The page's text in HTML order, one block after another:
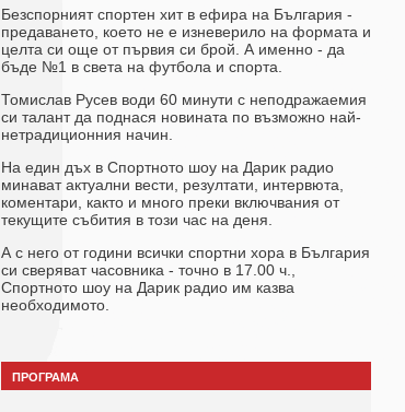
Безспорният спортен хит в ефира на България -
предаването, което не е изневерило на формата и
целта си още от първия си брой. А именно - да
бъде №1 в света на футбола и спорта.
Томислав Русев води 60 минути с неподражаемия
си талант да поднася новината по възможно най-
нетрадиционния начин.
На един дъх в Спортното шоу на Дарик радио
минават актуални вести, резултати, интервюта,
коментари, както и много преки включвания от
текущите събития в този час на деня.
А с него от години всички спортни хора в България
си сверяват часовника - точно в 17.00 ч.,
Спортното шоу на Дарик радио им казва
необходимото.
ПРОГРАМА